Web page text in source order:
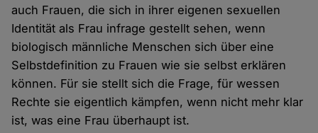
auch Frauen, die sich in ihrer eigenen sexuellen
Identität als Frau infrage gestellt sehen, wenn
biologisch männliche Menschen sich über eine
Selbstdefinition zu Frauen wie sie selbst erklären
können. Für sie stellt sich die Frage, für wessen
Rechte sie eigentlich kämpfen, wenn nicht mehr klar
ist, was eine Frau überhaupt ist.